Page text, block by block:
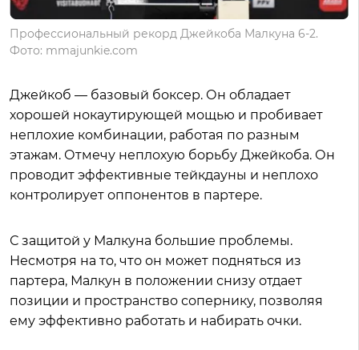
Профессиональный рекорд Джейкоба Малкуна 6-2.
Фото: mmajunkie.com
Джейкоб — базовый боксер. Он обладает
хорошей нокаутирующей мощью и пробивает
неплохие комбинации, работая по разным
этажам. Отмечу неплохую борьбу Джейкоба. Он
проводит эффективные тейкдауны и неплохо
контролирует оппонентов в партере.
С защитой у Малкуна большие проблемы.
Несмотря на то, что он может подняться из
партера, Малкун в положении снизу отдает
позиции и пространство сопернику, позволяя
ему эффективно работать и набирать очки.